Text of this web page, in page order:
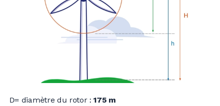
D= diamètre du rotor :175 m